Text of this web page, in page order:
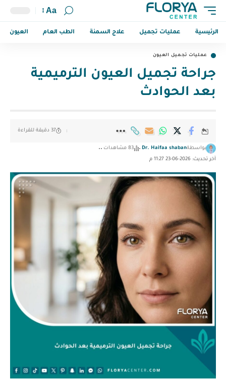
Aa
الرئيسية عمليات تجميل علاج السمنة الطب العام العيون
عمليات تجميل العيون
جراحة تجميل العيون الترميمية
بعد الحوادث
آخر تحديث: 2026-06-23 11:27 م
بواسطةDr. Haifaa shaban 83 مشاهدات
37 دقيقة للقراءة